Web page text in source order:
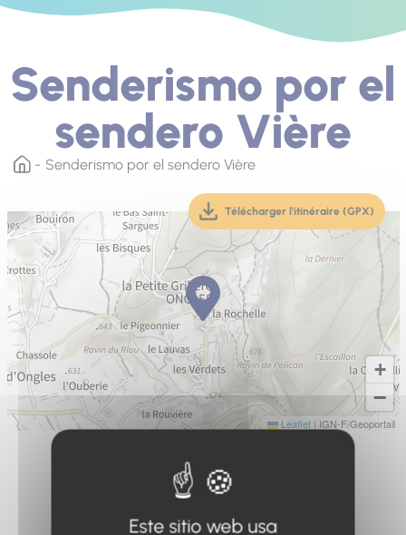
Senderismo por el
sendero Vière
Senderismo por el sendero Vière
+
−
Leaflet | IGN-F/Geoportail
Télécharger l'itinéraire (GPX)
(téléchargement,
Este sitio web usa